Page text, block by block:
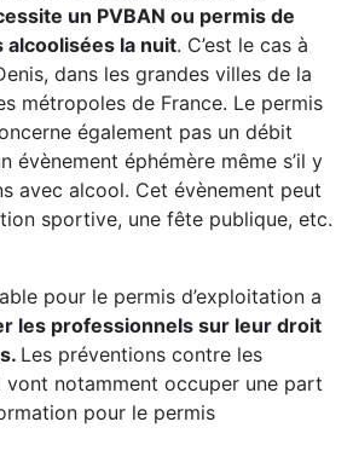
un PVBAN ou permis de
la nuit. C’est le cas à
dans les grandes villes de la
métropoles de France. Le permis
également pas un débit
évènement éphémère même s’il y
avec alcool. Cet évènement peut
sportive, une fête publique, etc.
pour le permis d’exploitation a
les professionnels sur leur droit
Les préventions contre les
vont notamment occuper une part
pour le permis